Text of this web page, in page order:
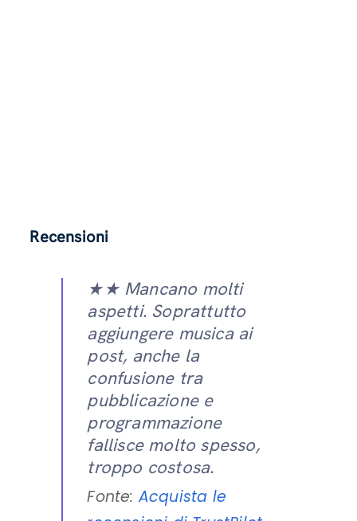
Recensioni
★★ Mancano molti
aspetti. Soprattutto
aggiungere musica ai
post, anche la
confusione tra
pubblicazione e
programmazione
fallisce molto spesso,
troppo costosa.
Fonte:Acquista le